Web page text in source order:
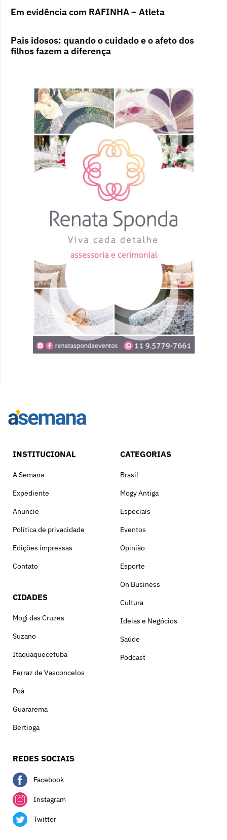
Em evidência com RAFINHA – Atleta
Pais idosos: quando o cuidado e o afeto dos
filhos fazem a diferença
INSTITUCIONAL
A Semana
Expediente
Anuncie
Política de privacidade
Edições impressas
Contato
CIDADES
Mogi das Cruzes
Suzano
Itaquaquecetuba
Ferraz de Vasconcelos
Poá
Guararema
Bertioga
CATEGORIAS
Brasil
Mogy Antiga
Especiais
Eventos
Opinião
Esporte
On Business
Cultura
Ideias e Negócios
Saúde
Podcast
REDES SOCIAIS
Facebook
Instagram
Twitter